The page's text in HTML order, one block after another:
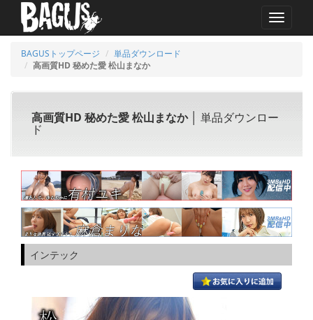
MENU
BAGUSトップページ
単品ダウンロード
高画質HD 秘めた愛 松山まなか
高画質HD 秘めた愛 松山まなか│ 単品ダウンロー
ド
インテック